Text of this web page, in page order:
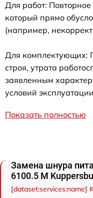
Для работ:
который прямо
(например,
Для комплектующих:
строя, утрата
заявленным
условий
Показать полностью
Замена шнура
6100.5 M
[dataset:services:name]